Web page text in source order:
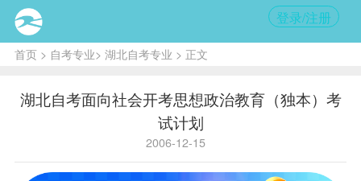
登录/注册
首页> 自考专业> 湖北自考专业 > 正文
湖北自考面向社会开考思想政治教育（独本）考
试计划
2006-12-15